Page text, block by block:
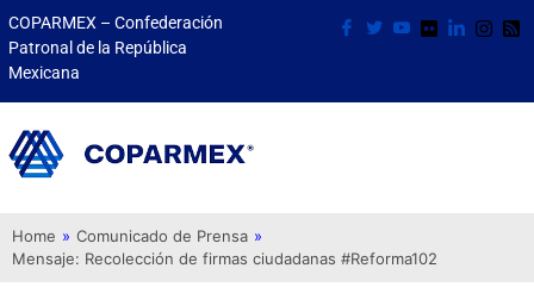
COPARMEX – Confederación
Patronal de la República
Mexicana
Home » Comunicado de Prensa »
Mensaje: Recolección de firmas ciudadanas #Reforma102